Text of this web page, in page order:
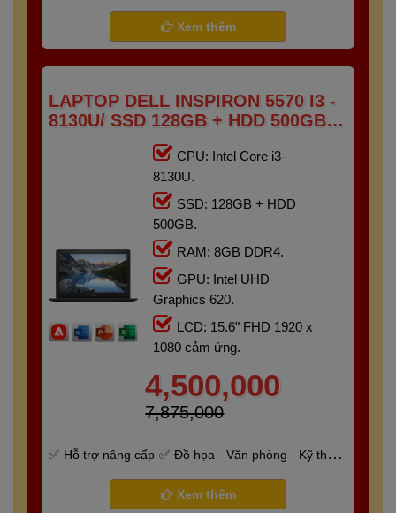
Bảo hành 6 tháng
Xem thêm
LAPTOP DELL INSPIRON 5570 I3 -
8130U/ SSD 128GB + HDD 500GB/
RAM 8GB/ 15.6" FHD TOUCH
CPU: Intel Core i3-
8130U.
SSD: 128GB + HDD
500GB.
RAM: 8GB DDR4.
GPU: Intel UHD
Graphics 620.
LCD: 15.6" FHD 1920 x
1080 cảm ứng.
4,500,000
7,875,000
Hỗ trợ nâng cấp
Đồ họa - Văn phòng - Kỹ thuật
Bảo hành 6 tháng
Xem thêm